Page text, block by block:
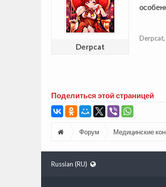
Derpcat
Derpcat,
Поделиться этой страницей
Форум Медицинские
Russian (RU)